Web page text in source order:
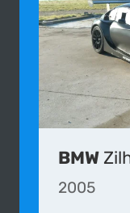
BMW
2005